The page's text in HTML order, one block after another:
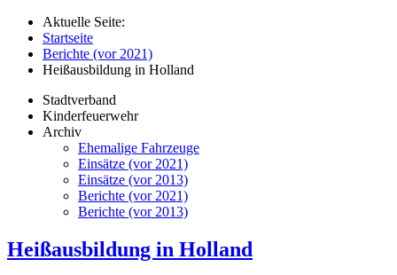
Aktuelle Seite:
Startseite
Berichte (vor 2021)
Heißausbildung in Holland
Stadtverband
Kinderfeuerwehr
Archiv
Ehemalige Fahrzeuge
Einsätze (vor 2021)
Einsätze (vor 2013)
Berichte (vor 2021)
Berichte (vor 2013)
Heißausbildung in Holland